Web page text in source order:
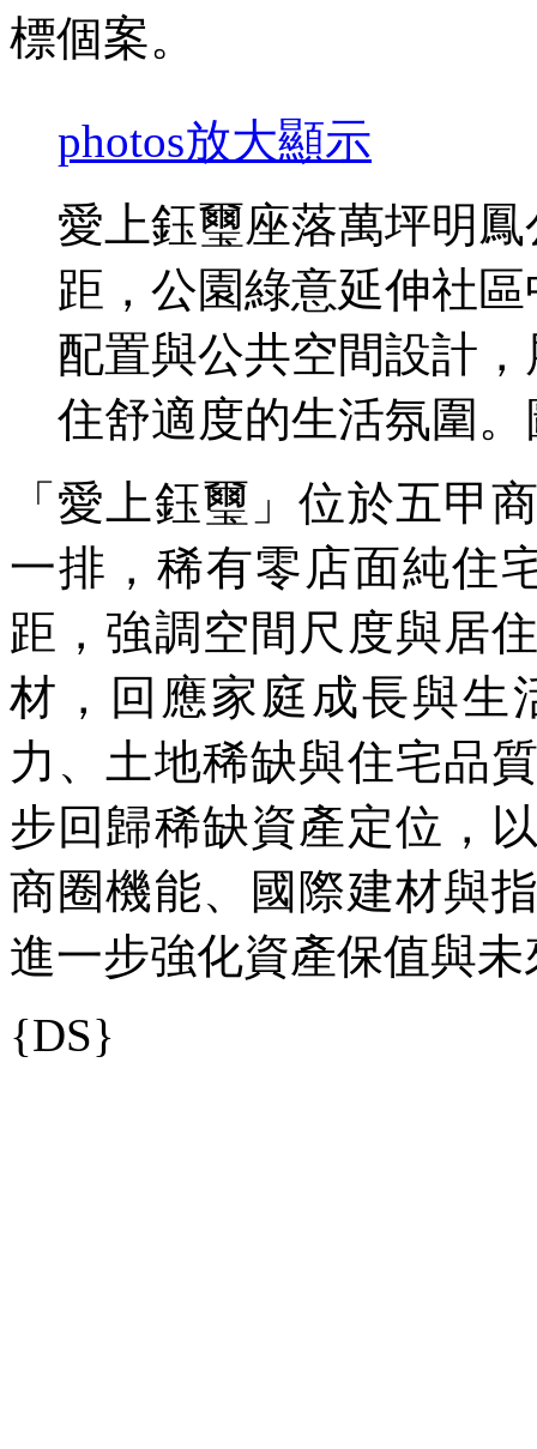
標個案。
photos放大顯示
愛上鈺璽座落萬坪明
距，公園綠意延伸社
配置與公共空間設計
住舒適度的生活氛圍
「愛上鈺璽」位於五甲
一排，稀有零店面純住
距，強調空間尺度與居
材，回應家庭成長與生
力、土地稀缺與住宅品
步回歸稀缺資產定位，
商圈機能、國際建材與
進一步強化資產保值與
{DS}